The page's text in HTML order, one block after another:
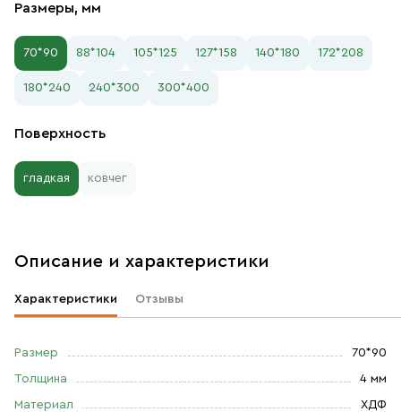
Размеры, мм
70*90 88*104 105*125 127*158 140*180 172*208
180*240 240*300 300*400
Поверхность
гладкая ковчег
Описание и характеристики
Характеристики Отзывы
Размер 70*90
Толщина 4 мм
Материал ХДФ